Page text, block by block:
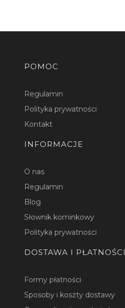
Linki w stopce
POMOC
Regulamin
Polityka prywatności
Kontakt
INFORMACJE
O nas
Regulamin
Blog
Słownik kominkowy
Polityka prywatności
DOSTAWA I PŁATNOŚCI
Formy płatności
Sposoby i koszty dostawy